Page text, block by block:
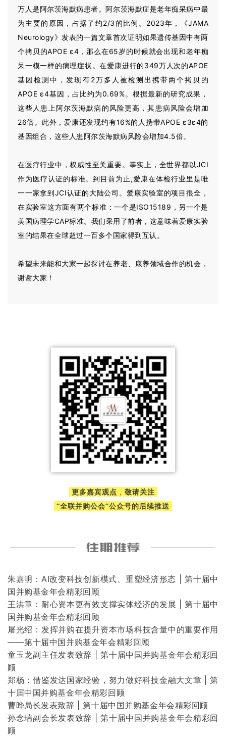
万人是阿尔茨海默病患者。阿尔茨海默症是老年痴呆病中最
为主要的原因，占据了约2/3的比例。2023年，《JAMA
Neurology》发表的一篇文章首次证明如果遗传基因中有两
个拷贝的APOE ε4，那么在65岁的时候就会出现和老年痴
呆一模一样的病理症状。在爱康进行的349万人次的APOE
基因检测中，发现有2万多人被检测出携带两个拷贝的
APOE ε4基因，占比约为0.69%。根据最新的研究成果，
这些人患上阿尔茨海默病的风险更高，其患病风险会增加
26倍。此外，爱康还发现约有16%的人携带APOE ε3ε4的
基因组合，这些人患阿尔茨海默病风险会增加4.5倍。
在医疗行业中，权威性至关重要。事实上，全世界都以JCI
作为医疗认证的标准。到目前为止,爱康在体检行业里是唯
一一家拿到JCI认证的大陆公司。爱康实验室的项目很全，
在实验室这方面有两个标准：一个是ISO15189，另一个是
美国病理学CAP标准。我们采用了前者，这意味着爱康实验
室的结果在全球超过一百多个国家得到互认。
希望未来能和大家一起探讨在养老、康养领域合作的机会，
谢谢大家！
更多嘉宾观点 ， 敬请关注
“全联并购公会”公众号的后续推送
朱嘉明：AI改变科技创新模式、重塑经济形态 | 第十届中
国并购基金年会精彩回顾
王洪章：耐心资本更有效支撑实体经济的发展 | 第十届中
国并购基金年会精彩回顾
屠光绍：发挥并购在提升资本市场科技含量中的重要作用
——第十届中国并购基金年会精彩回顾
童玉龙副主任发表致辞 | 第十届中国并购基金年会精彩回
顾
郑杨：借鉴发达国家经验，努力做好科技金融大文章 | 第
十届中国并购基金年会精彩回顾
曹晔局长发表致辞 | 第十届中国并购基金年会精彩回顾
孙念瑞副会长发表致辞 | 第十届中国并购基金年会精彩回
顾